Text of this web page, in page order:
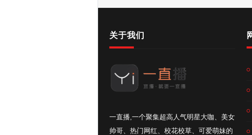
关于我们
一直播,一个聚集超高人气明星大咖、美女
帅哥、热门网红、校花校草、可爱萌妹的